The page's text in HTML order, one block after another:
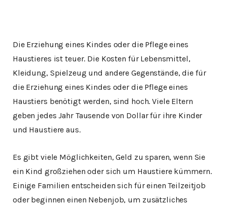
Die Erziehung eines Kindes oder die Pflege eines
Haustieres ist teuer. Die Kosten für Lebensmittel,
Kleidung, Spielzeug und andere Gegenstände, die für
die Erziehung eines Kindes oder die Pflege eines
Haustiers benötigt werden, sind hoch. Viele Eltern
geben jedes Jahr Tausende von Dollar für ihre Kinder
und Haustiere aus.
Es gibt viele Möglichkeiten, Geld zu sparen, wenn Sie
ein Kind großziehen oder sich um Haustiere kümmern.
Einige Familien entscheiden sich für einen Teilzeitjob
oder beginnen einen Nebenjob, um zusätzliches